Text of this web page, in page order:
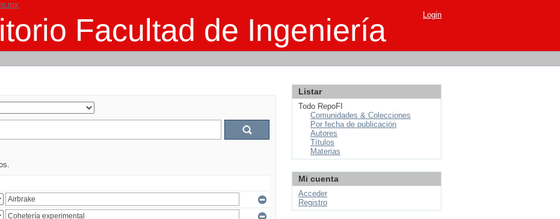
Facultad de Ingeniería Login
Listar
Todo RepoFI
Comunidades & Colecciones
Por fecha de publicación
Autores
Títulos
Materias
Mi cuenta
Acceder
Registro